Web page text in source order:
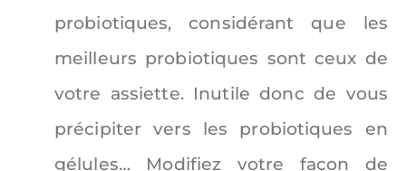
probiotiques, considérant que les
meilleurs probiotiques sont ceux de
votre assiette. Inutile donc de vous
précipiter vers les probiotiques en
gélules… Modifiez votre façon de